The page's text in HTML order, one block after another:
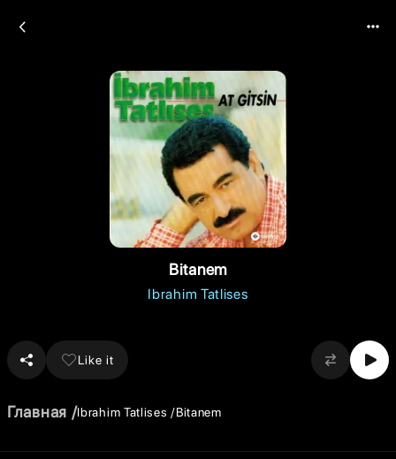
Bitanem
Ibrahim Tatlises
Like it
Главная Ibrahim Tatlises Bitanem